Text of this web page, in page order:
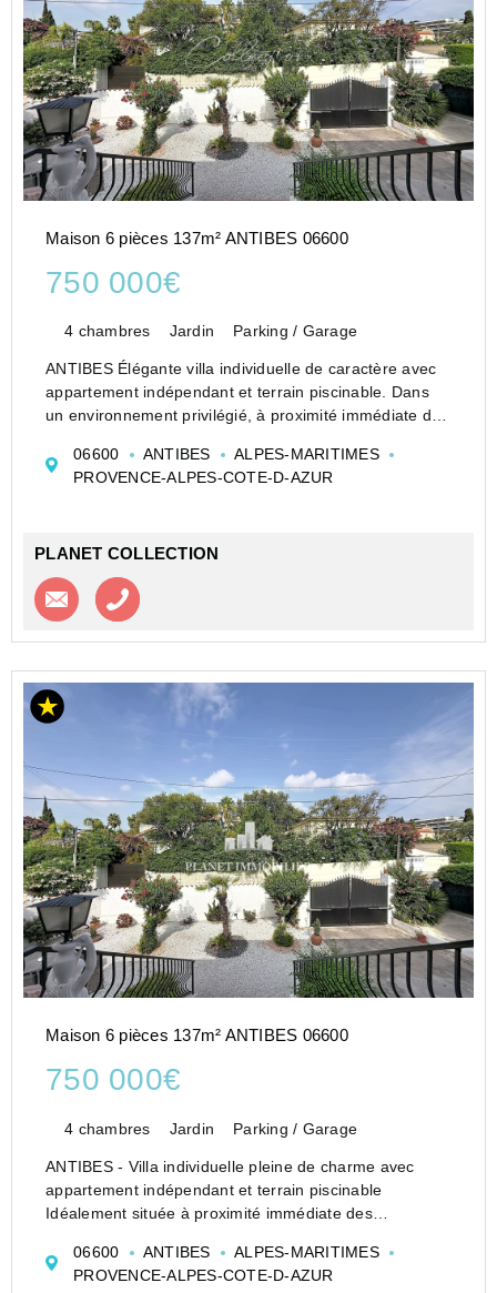
Maison 6 pièces 137m² ANTIBES 06600
750 000€
4 chambres Jardin Parking / Garage
ANTIBES Élégante villa individuelle de caractère avec
appartement indépendant et terrain piscinable. Dans
un environnement privilégié, à proximité immédiate des
et offrant un accès rapide aux principaux axe...
06600 ANTIBES
ALPES-MARITIMES
PROVENCE-ALPES-COTE-D-AZUR
PLANET COLLECTION
Contacter l'agence
Maison 6 pièces 137m² ANTIBES 06600
750 000€
4 chambres Jardin Parking / Garage
ANTIBES - Villa individuelle pleine de charme avec
appartement indépendant et terrain piscinable
Idéalement située à proximité immédiate des
et bénéficiant d'un accès rapide à l'autoroute, cette...
06600 ANTIBES
ALPES-MARITIMES
PROVENCE-ALPES-COTE-D-AZUR